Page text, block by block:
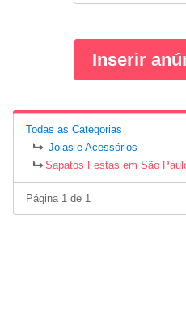
Inserir
Todas as Categorias
Joias e Acessórios
Sapatos Festas em São
Página 1 de 1